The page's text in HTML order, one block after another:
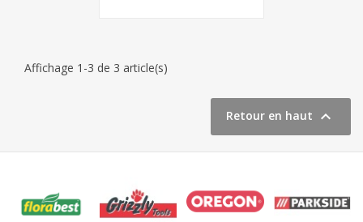
Affichage 1-3 de 3 article(s)
Retour en haut 